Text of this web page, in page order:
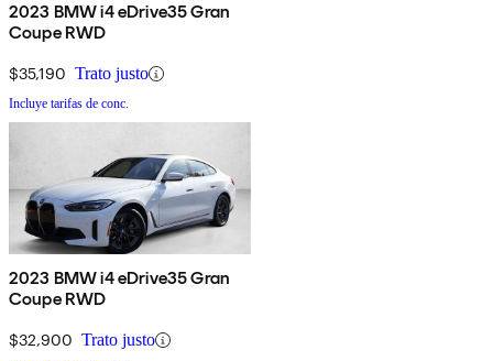
2023 BMW i4 eDrive35 Gran
Coupe RWD
$35,190 Trato justo
Incluye tarifas de conc.
2023 BMW i4 eDrive35 Gran
Coupe RWD
$32,900 Trato justo